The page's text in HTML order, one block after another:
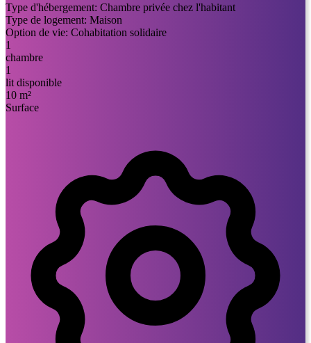
Type d'hébergement: Chambre privée chez l'habitant
Type de logement: Maison
Option de vie: Cohabitation solidaire
1
chambre
1
lit disponible
10 m²
Surface